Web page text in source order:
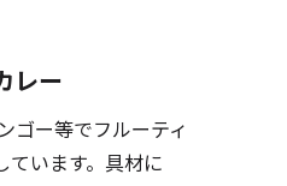
レー
ゴー等でフルーティ
ています。具材に